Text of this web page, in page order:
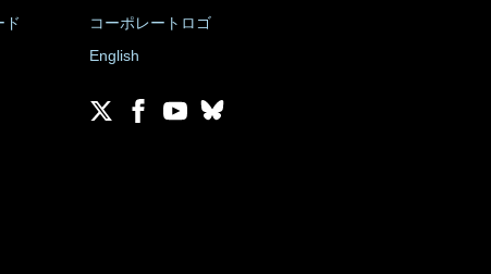
ド
コーポレートロゴ
English